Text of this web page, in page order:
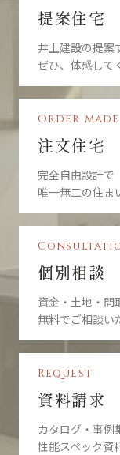
提案住宅
井上建設の提案
ぜひ、体感して
Order made
注文住宅
完全自由設計で
唯一無二の住ま
個別相談
資金・土地・間
無料でご相談い
Request
資料請求
カタログ・事例
性能スペック資